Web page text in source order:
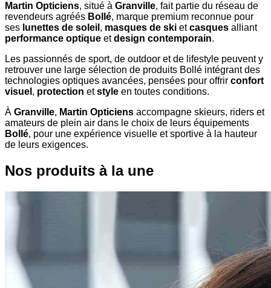
Martin Opticiens, situé à Granville, fait partie du réseau de
revendeurs agréés Bollé, marque premium reconnue pour
ses lunettes de soleil , masques de ski etcasques alliant
performance optique etdesign contemporain.
Les passionnés de sport, de outdoor et de lifestyle peuvent y
retrouver une large sélection de produits Bollé intégrant des
technologies optiques avancées, pensées pour offrir confort
visuel , protection etstyle en toutes conditions.
À Granville, Martin Opticiens accompagne skieurs, riders et
amateurs de plein air dans le choix de leurs équipements
Bollé, pour une expérience visuelle et sportive à la hauteur
de leurs exigences.
Nos produits à la une